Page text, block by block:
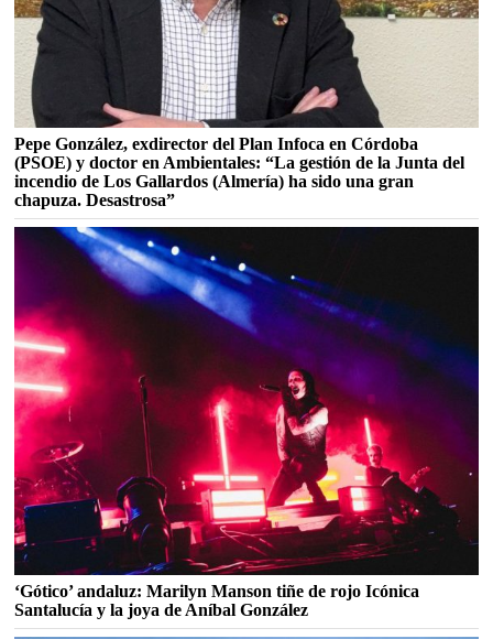
Pepe González, exdirector del Plan Infoca en Córdoba
(PSOE) y doctor en Ambientales: “La gestión de la Junta del
incendio de Los Gallardos (Almería) ha sido una gran
chapuza. Desastrosa”
‘Gótico’ andaluz: Marilyn Manson tiñe de rojo Icónica
Santalucía y la joya de Aníbal González